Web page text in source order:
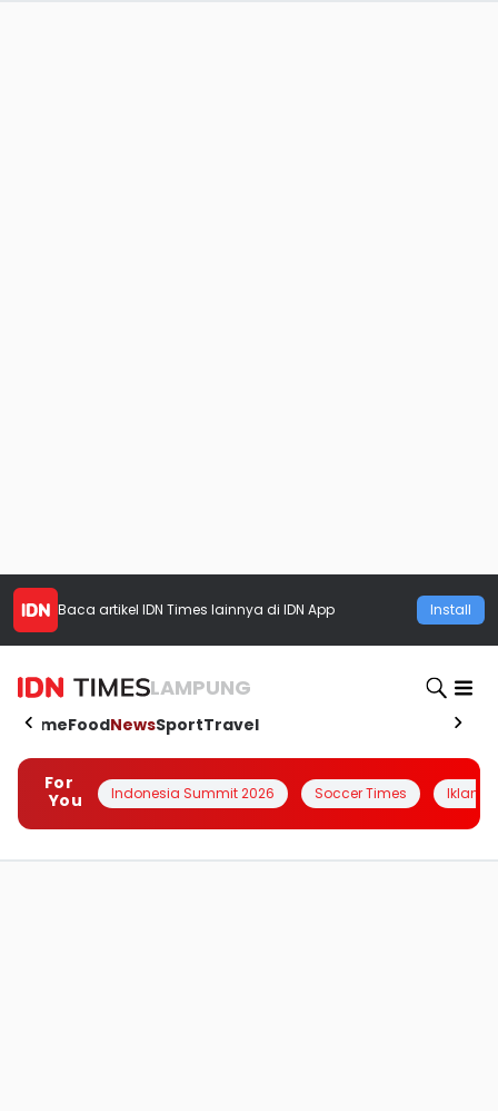
Baca artikel IDN Times lainnya di IDN App Install
LAMPUNG
HomeFoodNewsSportTravel
For
You
Indonesia Summit 2026 Soccer Times Iklanin